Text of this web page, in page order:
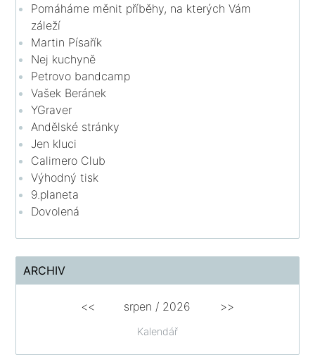
Pomáháme měnit příběhy, na kterých Vám
záleží
Martin Písařík
Nej kuchyně
Petrovo bandcamp
Vašek Beránek
YGraver
Andělské stránky
Jen kluci
Calimero Club
Výhodný tisk
9.planeta
Dovolená
ARCHIV
Kalendář
<< srpen / 2026 >>